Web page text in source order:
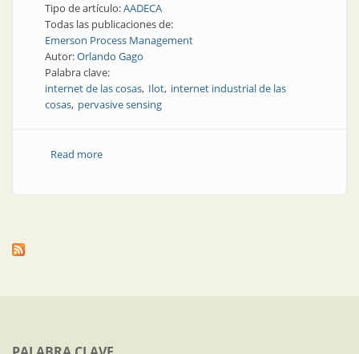
Tipo de artículo:AADECA
Todas las publicaciones de:
Emerson Process Management
Autor:Orlando Gago
Palabra clave:
internet de las cosas Ilot internet industrial de las
cosas pervasive sensing
Read moreabout Presente y futuro | ¿Como se aplica la Internet